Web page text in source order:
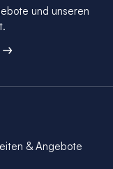
und unseren
& Angebote